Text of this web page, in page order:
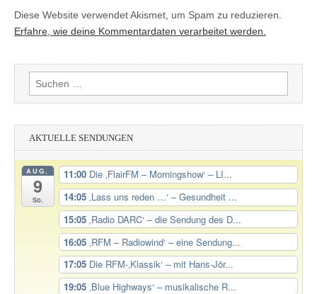
Diese Website verwendet Akismet, um Spam zu reduzieren.
Erfahre, wie deine Kommentardaten verarbeitet werden.
Suchen
nach:
AKTUELLE SENDUNGEN
AUG.
9
So.
11:00 Die ‚FlairFM – Morningshow‘ – LI...
14:05 ‚Lass uns reden …‘ – Gesundheit ...
15:05 ‚Radio DARC‘ – die Sendung des D...
16:05 ‚RFM – Radiowind‘ – eine Sendung...
17:05 Die RFM-‚Klassik‘ – mit Hans-Jör...
19:05 ‚Blue Highways‘ – musikalische R...